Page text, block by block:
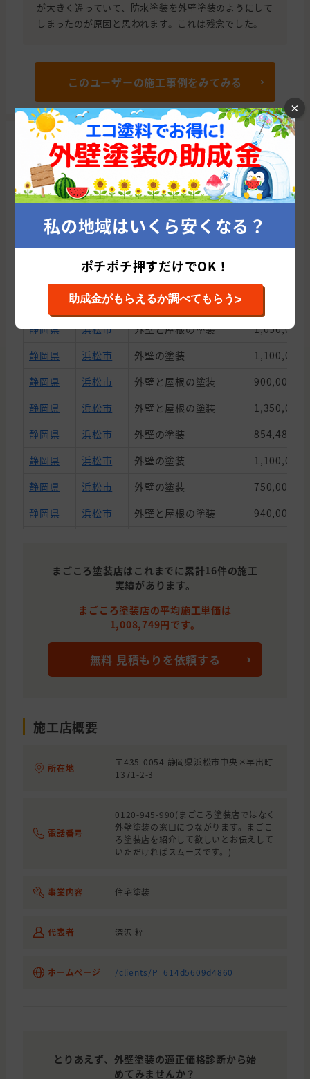
が大きく違っていて、防水塗装を外壁塗装のようにして
しまったのが原因と思われます。これは残念でした。
このユーザーの施工事例をみてみる
まごころ塗装店の成約・施工情報
まごころ塗装店は累計16件の施工実績があり、平均施工
金額は1,008,749円です。
都道府県 市区町村 施工内容
契約金額
静岡県
浜松市 外壁の塗装
1,210,000
浜松市 外壁の塗装
浜松市 外壁と屋根の塗装
静岡県
浜松市 外壁と屋根の塗装
1,050,000
静岡県
浜松市 外壁の塗装
1,100,000
静岡県
浜松市 外壁と屋根の塗装
900,000円
静岡県
浜松市 外壁と屋根の塗装
1,350,000
静岡県
浜松市 外壁の塗装
854,480円
静岡県
浜松市 外壁の塗装
1,100,000
静岡県
浜松市 外壁の塗装
750,000円
静岡県
浜松市 外壁と屋根の塗装
940,000円
静岡県
磐田市 外壁の塗装, 屋根の塗装
1,000,000
外壁の塗装
浜松市 外壁と屋根の塗装
静岡県
浜松市 外壁と屋根の塗装 1,100,000
まごころ塗装店はこれまでに累計16件の施工
実績があります。
まごころ塗装店の平均施工単価は
1,008,749円です。
無料 見積もりを依頼する
施工店概要
所在地
〒435-0054 静岡県浜松市中央区早出町
1371-2-3
電話番号
0120-945-990(まごころ塗装店ではなく
外壁塗装の窓口につながります。まごこ
ろ塗装店を紹介して欲しいとお伝えして
いただければスムーズです。)
事業内容 住宅塗装
代表者 深沢 粋
ホームページ /clients/P_614d5609d4860
とりあえず、外壁塗装の適正価格診断から始
めてみませんか？
×
私の地域はいくら安くなる？
ポチポチ押すだけでOK！
助成金がもらえるか調べてもらう>